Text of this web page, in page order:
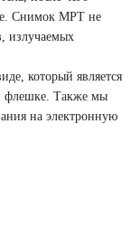
Снимок МРТ не
излучаемых
который является
флешке. Также мы
на электронную